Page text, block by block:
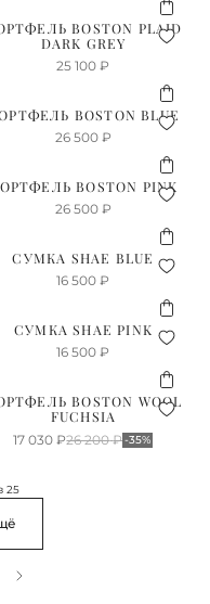
BOSTON PLAID
DARK GREY
25 100 ₽
BOSTON BLUE
26 500 ₽
BOSTON PINK
26 500 ₽
СУМКА SHAE BLUE
16 500 ₽
СУМКА SHAE PINK
16 500 ₽
BOSTON WOOL
FUCHSIA
17 030 ₽26 200 ₽-35%
25